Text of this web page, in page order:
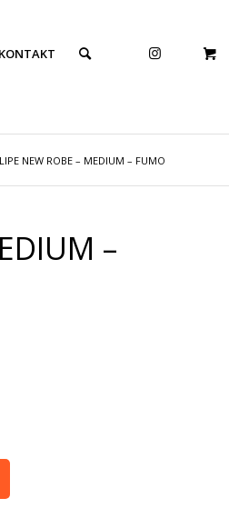
KONTAKT
NEW ROBE – MEDIUM – FUMO
–